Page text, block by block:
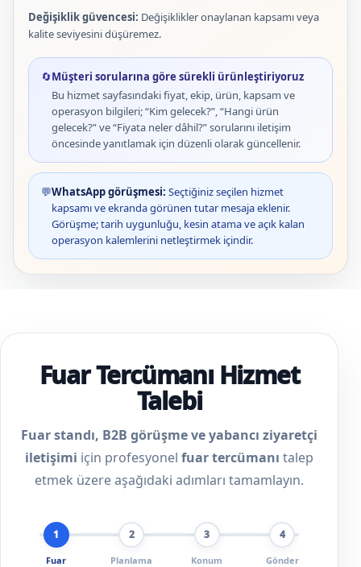
Değişiklik güvencesi: Değişiklikler onaylanan kapsamı veya
kalite seviyesini düşüremez.
🔄Müşteri sorularına göre sürekli ürünleştiriyoruz
Bu hizmet sayfasındaki fiyat, ekip, ürün, kapsam ve
operasyon bilgileri; “Kim gelecek?”, “Hangi ürün
gelecek?” ve “Fiyata neler dâhil?” sorularını iletişim
öncesinde yanıtlamak için düzenli olarak güncellenir.
💬WhatsApp görüşmesi: Seçtiğiniz seçilen hizmet
kapsamı ve ekranda görünen tutar mesaja eklenir.
Görüşme; tarih uygunluğu, kesin atama ve açık kalan
operasyon kalemlerini netleştirmek içindir.
Fuar Tercümanı Hizmet
Talebi
Fuar standı, B2B görüşme ve yabancı ziyaretçi
iletişimi için profesyonel fuar tercümanı talep
etmek üzere aşağıdaki adımları tamamlayın.
1
Fuar
2
Planlama
3
Konum
4
Gönder